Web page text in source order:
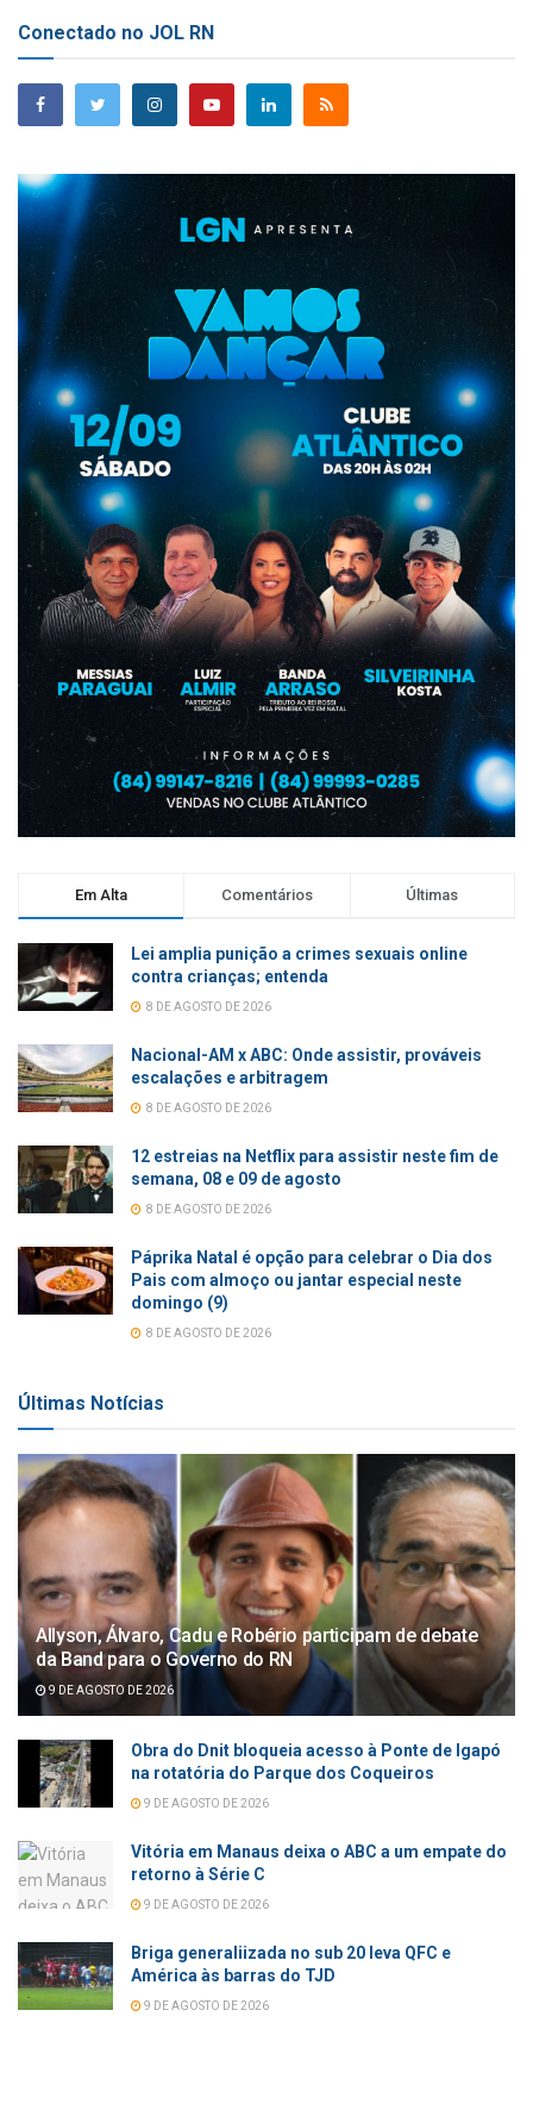
Conectado no JOL RN
Em Alta Comentários Últimas
Lei amplia punição a crimes sexuais online
contra crianças; entenda
8 DE AGOSTO DE 2026
Nacional-AM x ABC: Onde assistir, prováveis
escalações e arbitragem
8 DE AGOSTO DE 2026
12 estreias na Netflix para assistir neste fim de
semana, 08 e 09 de agosto
8 DE AGOSTO DE 2026
Páprika Natal é opção para celebrar o Dia dos
Pais com almoço ou jantar especial neste
domingo (9)
8 DE AGOSTO DE 2026
Últimas Notícias
Allyson, Álvaro, Cadu e Robério participam de debate
da Band para o Governo do RN
9 DE AGOSTO DE 2026
Obra do Dnit bloqueia acesso à Ponte de Igapó
na rotatória do Parque dos Coqueiros
9 DE AGOSTO DE 2026
Vitória em Manaus deixa o ABC a um empate do
retorno à Série C
9 DE AGOSTO DE 2026
Briga generaliizada no sub 20 leva QFC e
América às barras do TJD
9 DE AGOSTO DE 2026